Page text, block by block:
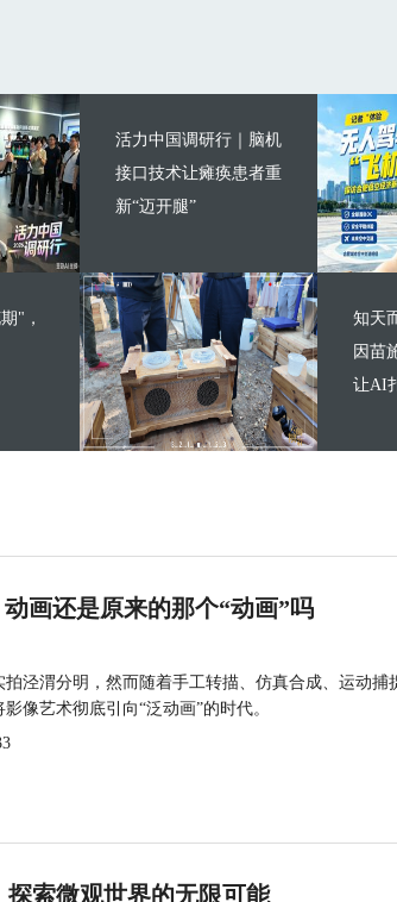
活力中国调研行｜脑机
接口技术让瘫痪患者重
新“迈开腿”
"，
知天
因苗
让AI
画还是原来的那个“动画”吗
拍泾渭分明，然而随着手工转描、仿真合成、运动
像艺术彻底引向“泛动画”的时代。
探索微观世界的无限可能